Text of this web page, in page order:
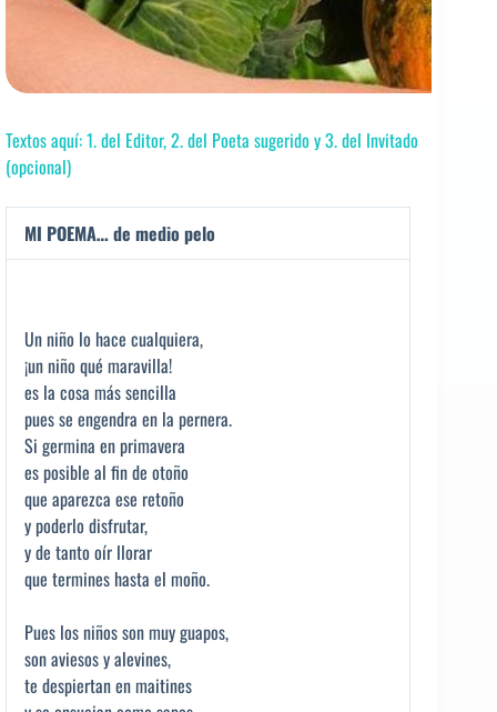
Textos aquí: 1. del Editor, 2. del Poeta sugerido y 3. del Invitado
(opcional)
MI POEMA… de medio pelo
Un niño lo hace cualquiera,
¡un niño qué maravilla!
es la cosa más sencilla
pues se engendra en la pernera.
Si germina en primavera
es posible al fin de otoño
que aparezca ese retoño
y poderlo disfrutar,
y de tanto oír llorar
que termines hasta el moño.
Pues los niños son muy guapos,
son aviesos y alevines,
te despiertan en maitines